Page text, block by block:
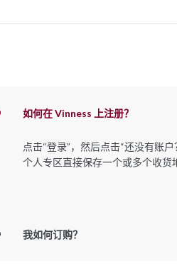
如何在 Vinness 上注册？
点击“登录”，然后点击“还没有账
个人专区直接保存一个或多个收货
我如何订购？